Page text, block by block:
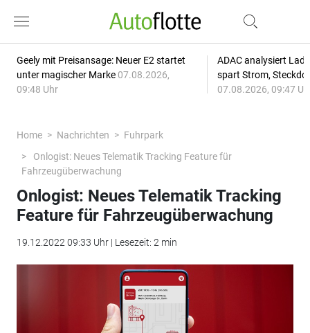
Geely mit Preisansage: Neuer E2 startet
unter magischer Marke 07.08.2026,
09:48 Uhr
ADAC analysiert
spart Strom,
07.08.2026, 09:47
Home Nachrichten
Fuhrpark
Onlogist: Neues Telematik Tracking Feature für
Fahrzeugüberwachung
Onlogist: Neues Telematik Tracking
Feature für Fahrzeugüberwachung
19.12.2022 09:33 Uhr | Lesezeit: 2 min